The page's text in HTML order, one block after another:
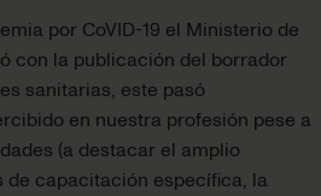
por CoVID-19 el Ministerio de
con la publicación del borrador
sanitarias, este pasó
en nuestra profesión pese a
(a destacar el amplio
de capacitación específica, la